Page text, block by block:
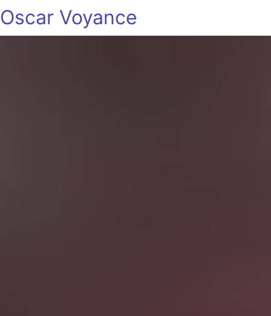
Oscar Voyance